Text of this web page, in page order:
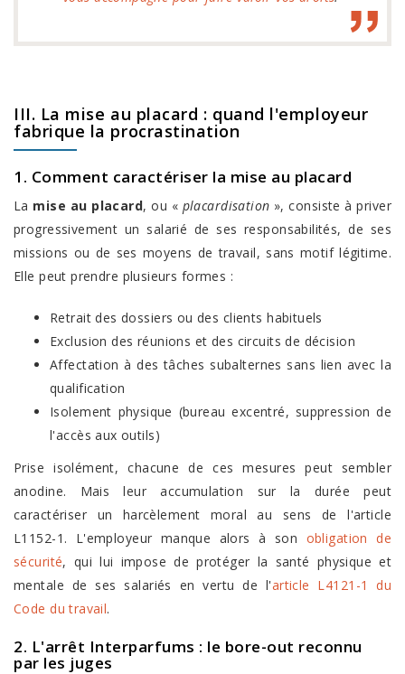
III. La mise au placard : quand l'employeur
fabrique la procrastination
1. Comment caractériser la mise au placard
La mise au placard, ou « placardisation », consiste à priver
progressivement un salarié de ses responsabilités, de ses
missions ou de ses moyens de travail, sans motif légitime.
Elle peut prendre plusieurs formes :
Retrait des dossiers ou des clients habituels
Exclusion des réunions et des circuits de décision
Affectation à des tâches subalternes sans lien avec la
qualification
Isolement physique (bureau excentré, suppression de
l'accès aux outils)
Prise isolément, chacune de ces mesures peut sembler
anodine. Mais leur accumulation sur la durée peut
caractériser un harcèlement moral au sens de l'article
L1152-1. L'employeur manque alors à son obligation de
sécurité, qui lui impose de protéger la santé physique et
mentale de ses salariés en vertu de l'article L4121-1 du
Code du travail.
2. L'arrêt Interparfums : le bore-out reconnu
par les juges